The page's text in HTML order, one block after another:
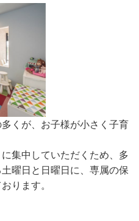
くが、お子様が小さく子育
集中していただくため、多
曜日と日曜日に、専属の保
ります。